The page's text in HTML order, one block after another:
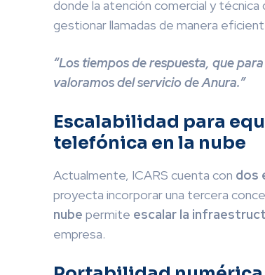
donde la atención comercial y
gestionar llamadas de manera
“Los tiempos de respuesta, que
valoramos del servicio de Anura.”
Escalabilidad para
telefónica en la nube
Actualmente, ICARS cuenta con dos
proyecta incorporar una tercera
nube permite escalar la
empresa.